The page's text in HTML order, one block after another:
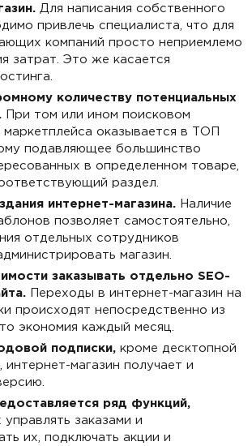
Для написания собственного
привлечь специалиста, что для
компаний просто неприемлемо
затрат. Это же касается
количеству потенциальных
При том или ином поисковом
маркетплейса оказывается в ТОП
подавляющее большинство
в определенном товаре,
раздел.
интернет-магазина. Наличие
позволяет самостоятельно,
отдельных сотрудников
магазин.
заказывать отдельно SEO-
Переходы в интернет-магазин на
происходят непосредственно из
экономия каждый месяц.
подписки, кроме десктопной
интернет-магазин получает и
ряд функций,
заказами и
их, подключать акции и